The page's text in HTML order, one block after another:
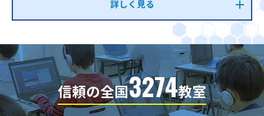
詳しく見る
信頼の全国3274教室